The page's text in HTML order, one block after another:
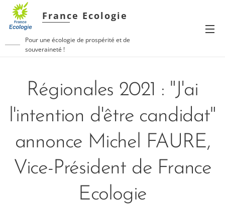
France Ecologie
Pour une écologie de prospérité et de
souveraineté !
Régionales 2021 : "J'ai
l'intention d'être candidat"
annonce Michel FAURE,
Vice-Président de France
Ecologie